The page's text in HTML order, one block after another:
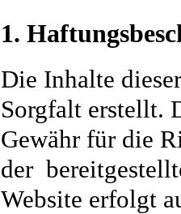
1.
Die Inhalte
Sorgfalt erstellt.
Gewähr für die
der
Website erfolgt